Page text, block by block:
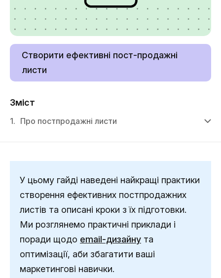
Створити ефективні пост-продажні
листи
Зміст
1. Про постпродажні листи
У цьому гайді наведені найкращі практики
створення ефективних постпродажних
листів та описані кроки з їх підготовки.
Ми розглянемо практичні приклади і
поради щодо email-дизайну та
оптимізації, аби збагатити ваші
маркетингові навички.